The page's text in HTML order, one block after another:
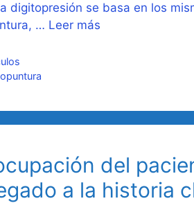
digitopresión se basa en los
… Leer más
del
a la historia